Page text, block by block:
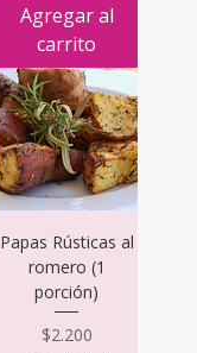
Agregar al
carrito
Papas Rústicas al
romero (1
porción)
Precio
$2.200